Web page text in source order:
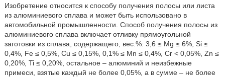
Изобретение относится к способу получения полосы или листа
из алюминиевого сплава и может быть использовано в
автомобильной промышленности. Способ получения полосы из
алюминиевого сплава включает отливку прямоугольной
заготовки из сплава, содержащего, вес.%: 3,6 ≤ Mg ≤ 6%, Si ≤
0,4%, Fe ≤ 0,5%, Cu ≤ 0,15%, 0,1% ≤ Mn ≤ 0,4%, Cr < 0,05%, Zn ≤
0,20%, Ti ≤ 0,20%, остальное – алюминий и неизбежные
примеси, взятые каждый не более 0,05%, а в сумме – не более